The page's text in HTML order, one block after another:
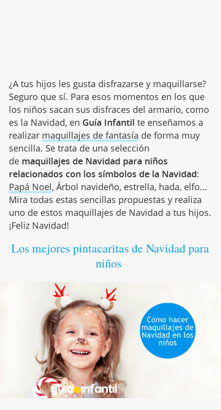
¿A tus hijos les gusta disfrazarse y maquillarse?
Seguro que sí. Para esos momentos en los que
los niños sacan sus disfraces del armario, como
es la Navidad, en Guía Infantil te enseñamos a
realizar maquillajes de fantasía de forma muy
sencilla. Se trata de una selección
de maquillajes de Navidad para niños
relacionados con los símbolos de la Navidad:
Papá Noel, Árbol navideño, estrella, hada, elfo...
Mira todas estas sencillas propuestas y realiza
uno de estos maquillajes de Navidad a tus hijos.
¡Feliz Navidad!
Los mejores pintacaritas de Navidad para
niños